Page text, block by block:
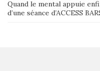
Quand le mental appuie
d’une séance d’ACCESS